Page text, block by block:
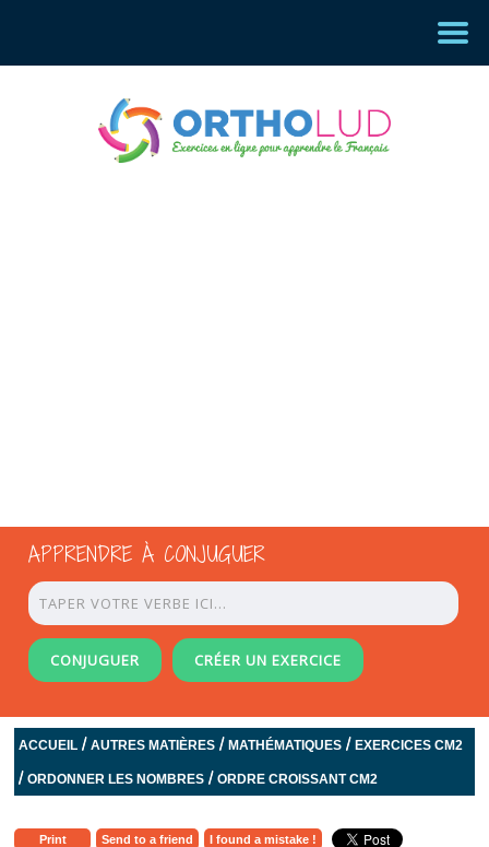
APPRENDRE À CONJUGUER
CONJUGUER CRÉER UN EXERCICE
ACCUEIL /AUTRES MATIÈRES /MATHÉMATIQUES /EXERCICES CM2
/ORDONNER LES NOMBRES /ORDRE CROISSANT CM2
Print Send to a friend I found a mistake !